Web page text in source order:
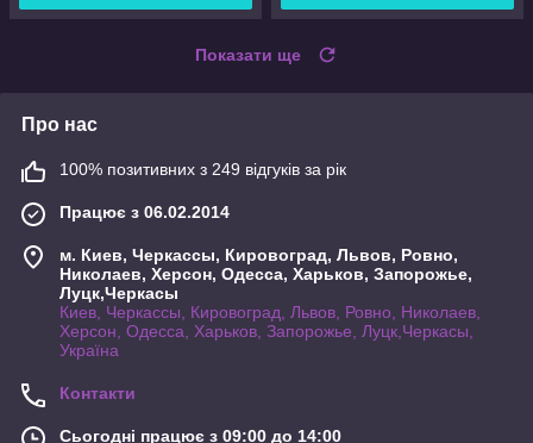
Показати ще
Про нас
100% позитивних з 249 відгуків за рік
Працює з 06.02.2014
м. Киев, Черкассы, Кировоград, Львов, Ровно,
Николаев, Херсон, Одесса, Харьков, Запорожье,
Луцк,Черкасы
Киев, Черкассы, Кировоград, Львов, Ровно, Николаев,
Херсон, Одесса, Харьков, Запорожье, Луцк,Черкасы,
Україна
Контакти
Сьогодні працює з 09:00 до 14:00